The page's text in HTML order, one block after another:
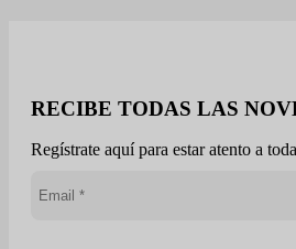
de
RECIBE TODAS LAS
Regístrate aquí para estar atento a